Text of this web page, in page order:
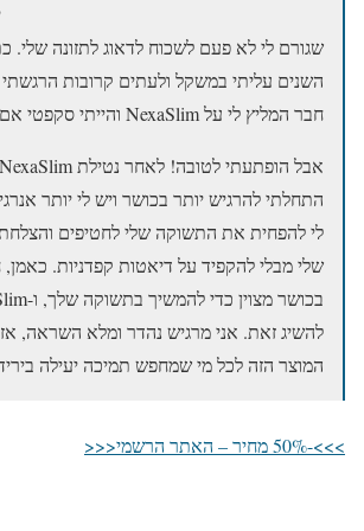
שגורם לי לא פעם לשכוח לדאוג לתזונה
השנים עליתי במשקל ולעתים קרובות הרגשתי
חבר המליץ ​​לי על NexaSlim והייתי סקפטי אם זה באמת יעבוד.
התחלתי להרגיש יותר בכושר ויש לי יותר
לי להפחית את התשוקה שלי לחטיפים
שלי מבלי להקפיד על דיאטות קפדניות. כאמן,
להשיג זאת. אני מרגיש נהדר ומלא השראה,
המוצר הזה לכל מי שמחפש תמיכה יעילה
>>>-50% מחיר – האתר הרשמי<<<